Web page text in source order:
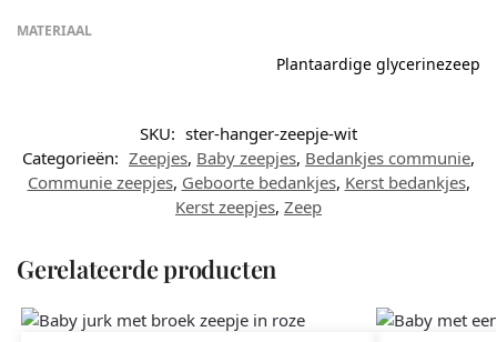
MATERIAAL
Plantaardige glycerinezeep
SKU: ster-hanger-zeepje-wit
Categorieën: Zeepjes, Baby zeepjes, Bedankjes communie,
Communie zeepjes, Geboorte bedankjes, Kerst bedankjes,
Kerst zeepjes, Zeep
Gerelateerde producten